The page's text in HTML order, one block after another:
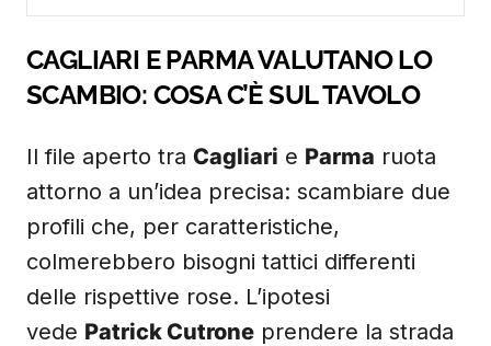
CAGLIARI E PARMA VALUTANO LO
SCAMBIO: COSA C’È SUL TAVOLO
Il file aperto tra Cagliari e Parma ruota
attorno a un’idea precisa: scambiare due
profili che, per caratteristiche,
colmerebbero bisogni tattici differenti
delle rispettive rose. L’ipotesi
vede Patrick Cutrone prendere la strada